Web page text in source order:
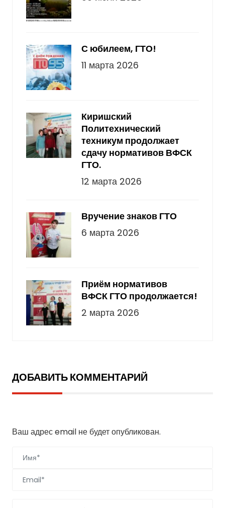
С юбилеем, ГТО!
11 марта 2026
Киришский
Политехнический
техникум продолжает
сдачу нормативов ВФСК
ГТО.
12 марта 2026
Вручение знаков ГТО
6 марта 2026
Приём нормативов
ВФСК ГТО продолжается!
2 марта 2026
ДОБАВИТЬ КОММЕНТАРИЙ
Ваш адрес email не будет опубликован.